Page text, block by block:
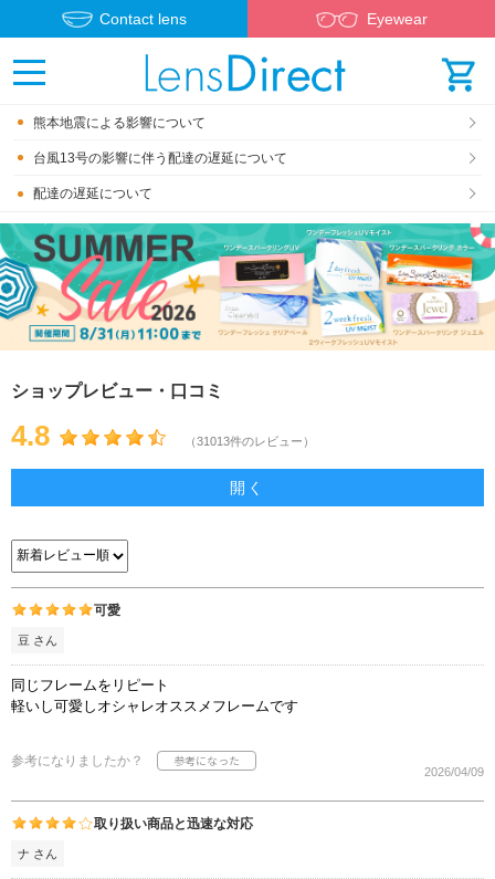
Contact lens Eyewear
熊本地震による影響について
台風13号の影響に伴う配達の遅延について
配達の遅延について
ショップレビュー・口コミ
4.8 （31013件のレビュー）
開く
可愛
豆 さん
同じフレームをリピート
軽いし可愛しオシャレオススメフレームです
参考になりましたか？
2026/04/09
取り扱い商品と迅速な対応
ナ さん